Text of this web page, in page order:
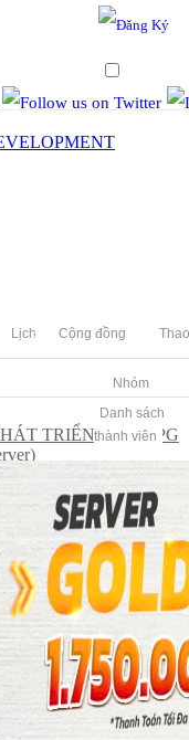
Lịch Cộng đồng
Nhóm
Danh sách
thành viên
TRIỂN MMORPG
Ngạo Tuyết (Dev